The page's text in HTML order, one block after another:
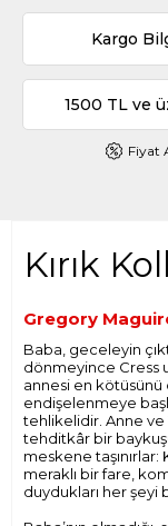
Kargo
1500 TL ve
Fiyat
Kırık
Gregory
Baba, geceleyin
dönmeyince Cress
annesi en
endişelenmeye
tehlikelidir. Anne ve
tehditkâr bir
meskene taşınırlar:
meraklı bir fare,
duydukları her şeyi